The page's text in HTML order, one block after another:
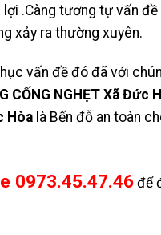
.Càng tương tự vấn đề
xảy ra thường xuyên.
vấn đề đó đã với
CỐNG NGHẸT Xã Đức
Hòa là Bến đỗ an toàn
0973.45.47.46 để